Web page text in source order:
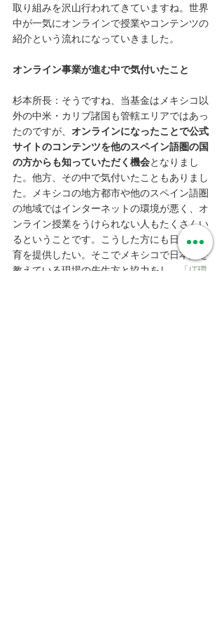
取り組みを沢山行われてきていますね。世界
中が一気にオンラインで授業やコンテンツの
紹介という流れになっていきました。
オンライン事業が進む中で気付いたこと
杉本所長：そうですね、当基金はメキシコ以
外の中米・カリブ諸国も管轄エリアではあっ
たのですが、 オンラインになったことで公式
サイトのコンテンツを他のスペイン語圏の国
の方からも知っていただく機会となりまし
た。他方、その中で気付いたこともありまし
た。メキシコの地方都市や他のスペイン語圏
の地域ではインターネットの環境が悪く、オ
ンライン授業をうけられない人もたくさんい
るということです。こうした方にも日本語教
育を提供したい。そこでメキシコで日本語を
教えている現場の先生方と協力をし、
「IT環